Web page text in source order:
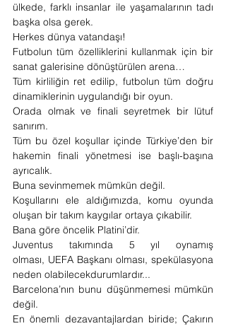
ülkede, farklı insanlar ile yaşamalarının tadı
başka olsa gerek.
Herkes dünya vatandaşı!
Futbolun tüm özelliklerini kullanmak için bir
sanat galerisine dönüştürülen arena…
Tüm kirliliğin ret edilip, futbolun tüm doğru
dinamiklerinin uygulandığı bir oyun.
Orada olmak ve finali seyretmek bir lütuf
sanırım.
Tüm bu özel koşullar içinde Türkiye’den bir
hakemin finali yönetmesi ise başlı-başına
ayrıcalık.
Buna sevinmemek mümkün değil.
Koşullarını ele aldığımızda, komu oyunda
oluşan bir takım kaygılar ortaya çıkabilir.
Bana göre öncelik Platini’dir.
Juventus takımında 5 yıl oynamış
olması, UEFA Başkanı olması, spekülasyona
neden olabilecekdurumlardır...
Barcelona’nın bunu düşünmemesi mümkün
değil.
En önemli dezavantajlardan biride; Çakırın